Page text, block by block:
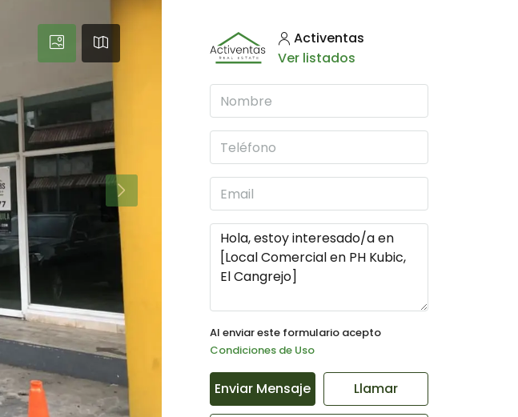
Activentas
Ver listados
Al enviar este formulario acepto
Condiciones de Uso
Enviar Mensaje Llamar